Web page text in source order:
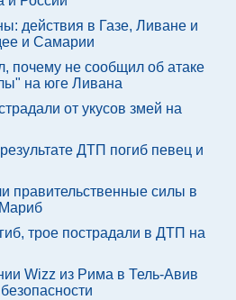
действия в Газе, Ливане и
и Самарии
почему не сообщил об атаке
на юге Ливана
от укусов змей на
ДТП погиб певец и
правительственные силы в
трое пострадали в ДТП на
Wizz из Рима в Тель-Авив